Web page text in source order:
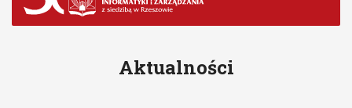
Aktualności